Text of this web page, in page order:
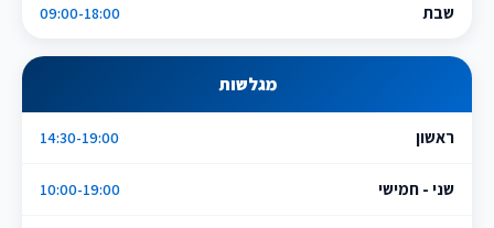
שבת 09:00-18:00
מגלשות
ראשון 14:30-19:00
שני - חמישי 10:00-19:00